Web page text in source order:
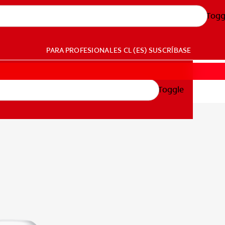
PARA PROFESIONALES CL (ES) SUSCRÍBASE
Toggle